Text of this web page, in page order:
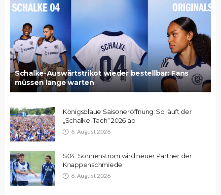
Schalke-Auswärtstrikot wieder bestellbar: Fans
müssen lange warten
Königsblaue Saisoneröffnung: So läuft der
„Schalke-Tach“ 2026 ab
6. August 2026
S04: Sonnenstrom wird neuer Partner der
Knappenschmiede
6. August 2026